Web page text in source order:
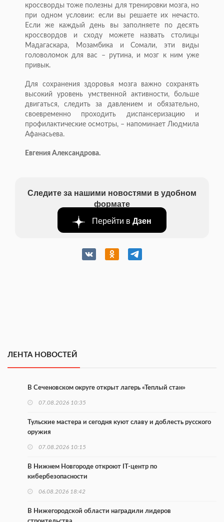
кроссворды тоже полезны для тренировки мозга, но
при одном условии: если вы решаете их нечасто.
Если же каждый день вы заполняете по десять
кроссвордов и сходу можете назвать столицы
Мадагаскара, Мозамбика и Сомали, эти виды
головоломок для вас – рутина, и мозг к ним уже
привык.
Для сохранения здоровья мозга важно сохранять
высокий уровень умственной активности, больше
двигаться, следить за давлением и обязательно,
своевременно проходить диспансеризацию и
профилактические осмотры, – напоминает Людмила
Афанасьева.
Евгения Александрова.
Следите за нашими новостями в удобном
формате
Перейти в Дзен
ЛЕНТА НОВОСТЕЙ
В Сеченовском округе открыт лагерь «Теплый стан»
07.08.2026 10:35
Тульские мастера и сегодня куют славу и доблесть русского
оружия
07.08.2026 10:15
В Нижнем Новгороде откроют IT-центр по
кибербезопасности
06.08.2026 18:42
В Нижегородской области наградили лидеров